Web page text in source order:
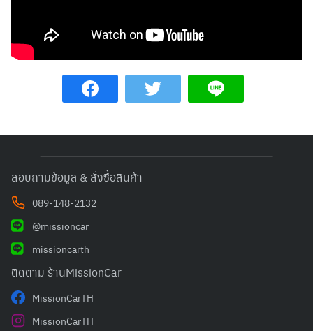
for:
สอบถามข้อมูล & สั่งซื้อสินค้า
089-148-2132
@missioncar
missioncarth
ติดตาม ร้านMissionCar
MissionCarTH
MissionCarTH